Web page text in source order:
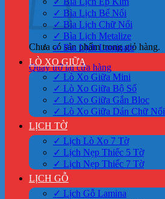
Chưa có sản phẩm trong giỏ hàng.
Quay trở lại cửa hàng
✓ Bìa Lịch Bế Nổi
✓ Bìa Lịch Chữ Nổi
✓ Bìa Lịch Metalize
✓ Bìa Lịch Laminate
LÒ XO GIỮA
✓ Lò Xo Giữa Mini
✓ Lò Xo Giữa Bộ Số
✓ Lò Xo Giữa Gắn Bloc
✓ Lò Xo Giữa Dán Chữ Nổi
LỊCH TỜ
✓ Lịch Lò Xo 7 Tờ
✓ Lịch Nẹp Thiếc 5 Tờ
✓ Lịch Nẹp Thiếc 7 Tờ
LỊCH GỖ
✓ Lịch Gỗ Lamina